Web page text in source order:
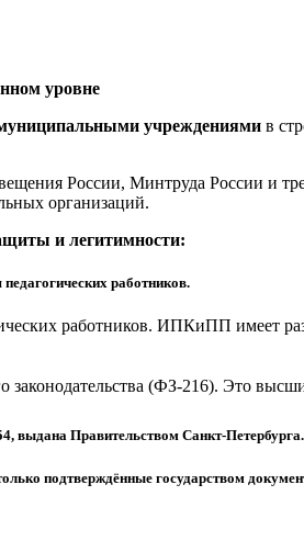
уровне
учреждениями в
России, Минтруда России и
организаций.
и легитимности:
работников.
работников. ИПКиПП имеет
законодательства (ФЗ-216). Это
выдана Правительством Санкт-Петербурга.
подтверждённые государством